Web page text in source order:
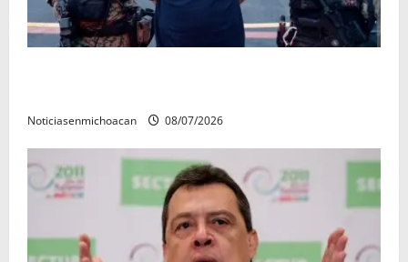
Noticiasenmichoacan 08/07/2026